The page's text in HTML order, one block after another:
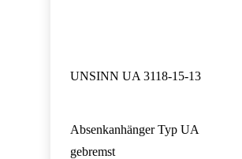
UNSINN UA 3118-15-13
Absenkanhänger Typ UA
gebremst